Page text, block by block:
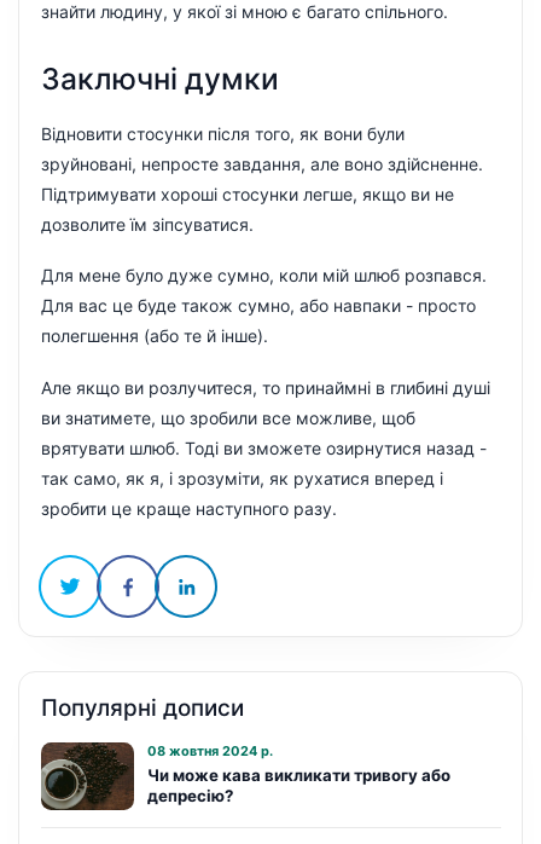
знайти людину, у якої зі мною є багато спільного.
Заключні думки
Відновити стосунки після того, як вони були
зруйновані, непросте завдання, але воно здійсненне.
Підтримувати хороші стосунки легше, якщо ви не
дозволите їм зіпсуватися.
Для мене було дуже сумно, коли мій шлюб розпався.
Для вас це буде також сумно, або навпаки - просто
полегшення (або те й інше).
Але якщо ви розлучитеся, то принаймні в глибині душі
ви знатимете, що зробили все можливе, щоб
врятувати шлюб. Тоді ви зможете озирнутися назад -
так само, як я, і зрозуміти, як рухатися вперед і
зробити це краще наступного разу.
Share
on
Share
on
Share
on
Популярні дописи
08 жовтня 2024 р.
Чи може кава викликати тривогу або
депресію?